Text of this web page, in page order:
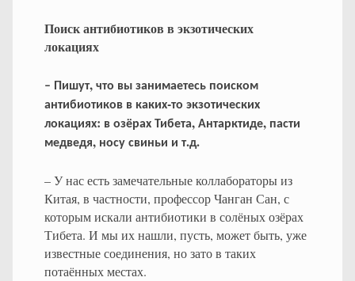
Поиск антибиотиков в экзотических
локациях
– Пишут, что вы занимаетесь поиском
антибиотиков в каких-то экзотических
локациях: в озёрах Тибета, Антарктиде, пасти
медведя, носу свиньи и т.д.
– У нас есть замечательные коллабораторы из
Китая, в частности, профессор Чанган Сан, с
которым искали антибиотики в солёных озёрах
Тибета. И мы их нашли, пусть, может быть, уже
известные соединения, но зато в таких
потаённых местах.